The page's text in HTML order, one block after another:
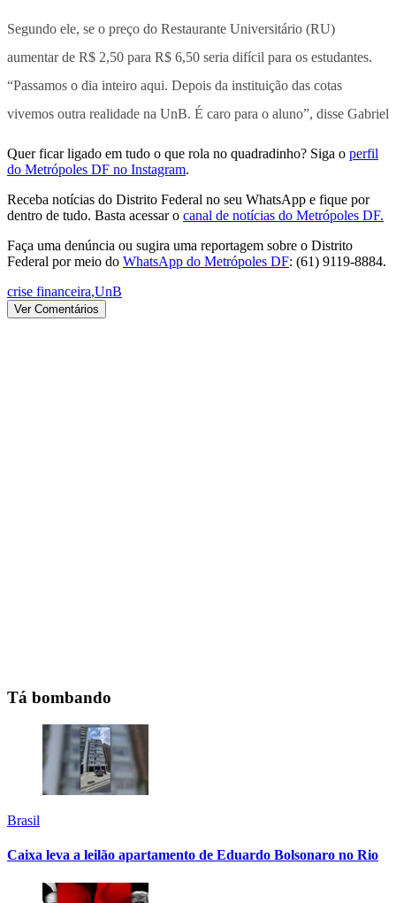
Segundo ele, se o preço do Restaurante Universitário (RU)
aumentar de R$ 2,50 para R$ 6,50 seria difícil para os estudantes.
“Passamos o dia inteiro aqui. Depois da instituição das cotas
vivemos outra realidade na UnB. É caro para o aluno”, disse Gabriel
Quer ficar ligado em tudo o que rola no quadradinho? Siga o perfil
do Metrópoles DF no Instagram.
Receba notícias do Distrito Federal no seu WhatsApp e fique por
dentro de tudo. Basta acessar o canal de notícias do Metrópoles DF.
Faça uma denúncia ou sugira uma reportagem sobre o Distrito
Federal por meio do WhatsApp do Metrópoles DF: (61) 9119-8884.
crise financeira,UnB
Ver Comentários
Tá bombando
Brasil
Caixa leva a leilão apartamento de Eduardo Bolsonaro no Rio